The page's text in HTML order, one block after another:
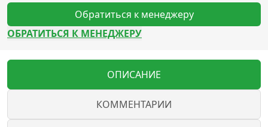
Обратиться к менеджеру
ОБРАТИТЬСЯ К МЕНЕДЖЕРУ
ОПИСАНИЕ
КОММЕНТАРИИ